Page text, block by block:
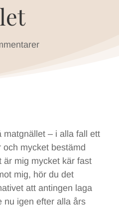
matgnället – i alla fall ett
mycket bestämd
är mig mycket kär fast
mig, hör du det
att antingen laga
nu igen efter alla års